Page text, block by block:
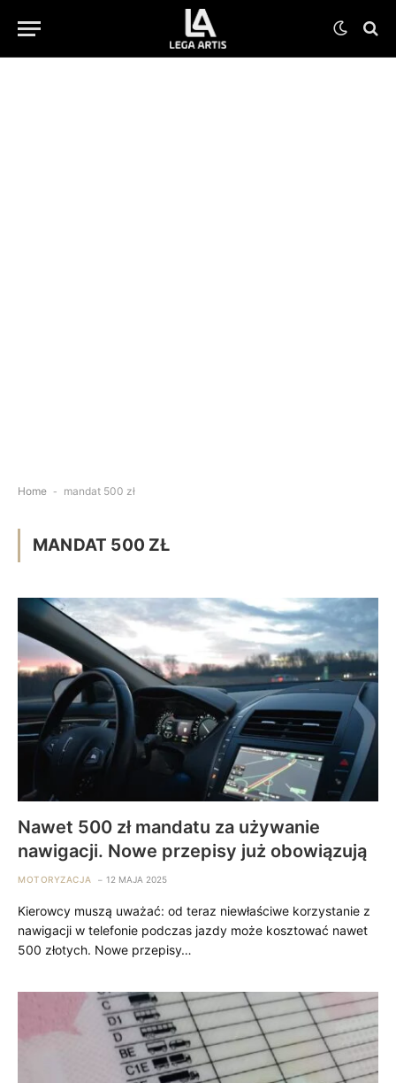
Home - mandat 500 zł
MANDAT 500 ZŁ
Nawet 500 zł mandatu za używanie
nawigacji. Nowe przepisy już obowiązują
MOTORYZACJA 12 MAJA 2025
Kierowcy muszą uważać: od teraz niewłaściwe korzystanie z
nawigacji w telefonie podczas jazdy może kosztować nawet
500 złotych. Nowe przepisy…